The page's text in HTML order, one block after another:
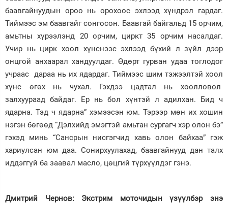
баавгайнуудын ороо нь орохоос эхлээд хүндрэл гардаг.
Тиймээс эм баавгайг сонгосон. Баавгай байгальд 15 орчим,
амьтны хүрээлэнд 20 орчим, циркт 35 орчим насалдаг.
Учир нь цирк хоол хүнснээс эхлээд бүхий л зүйл дээр
онцгой анхаарал хандуулдаг. Өдөрт гурван удаа тоглодог
учраас дараа нь их ядардаг. Тиймээс шим тэжээлтэй хоол
хүнс өгөх нь чухал. Гэхдээ цадтал нь хоолловол
залхуураад байдаг. Ер нь бол хүнтэй л адилхан. Бид ч
ядарна. Тэд ч ядарна” хэмээсэн юм. Тэрээр мөн их хошин
нэгэн бөгөөд “Дэлхийд эмэгтэй амьтан сургагч хэр олон бэ”
гэхэд минь “Сансрын нисгэгчид хавь олон байхаа” гэж
хариулсан юм даа. Сонирхуулахад, баавгайнууд дан талх
иддэггүй ба заавал масло, цөцгий түрхүүлдэг гэнэ.
Дмитрий Чернов: Экстрим моточидын үзүүлбэр энэ